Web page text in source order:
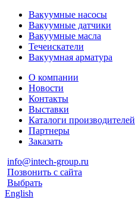
Вакуумные насосы
Вакуумные датчики
Вакуумные масла
Течеискатели
Вакуумная арматура
О компании
Новости
Контакты
Выставки
Каталоги производителей
Партнеры
Заказать
info@intech-group.ru
Позвонить с сайта
Выбрать
English